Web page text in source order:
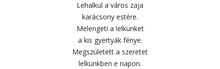
Lehalkul a város zaja
karácsony estére.
Melengeti a lelkünket
a kis gyertyák fénye.
Megszületett a szeretet
lelkünkben e napon.